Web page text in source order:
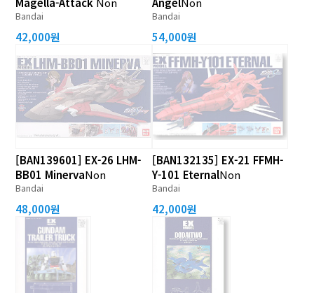
Bandai
42,000원
Bandai
54,000원
[BAN139601] EX-26 LHM-
BB01 MinervaNon
Bandai
48,000원
[BAN132135] EX-21 FFMH-
Y-101 EternalNon
Bandai
42,000원